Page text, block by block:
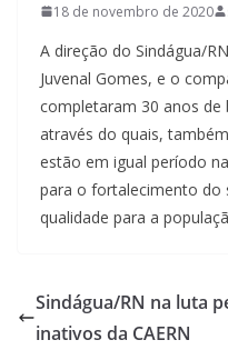
18 de novembro de 2020
A direção do Sindágua/
Juvenal Gomes, e o
completaram 30 anos de
através do quais,
estão em igual período
para o fortalecimento do
qualidade para a
Sindágua/RN na luta
inativos da CAERN